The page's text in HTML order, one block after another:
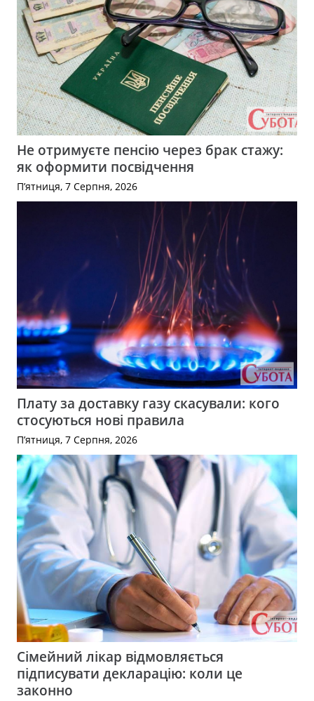
Не отримуєте пенсію через брак стажу:
як оформити посвідчення
П’ятниця, 7 Серпня, 2026
Плату за доставку газу скасували: кого
стосуються нові правила
П’ятниця, 7 Серпня, 2026
Сімейний лікар відмовляється
підписувати декларацію: коли це
законно